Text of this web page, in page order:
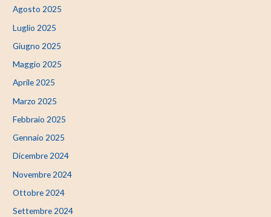
Agosto 2025
Luglio 2025
Giugno 2025
Maggio 2025
Aprile 2025
Marzo 2025
Febbraio 2025
Gennaio 2025
Dicembre 2024
Novembre 2024
Ottobre 2024
Settembre 2024